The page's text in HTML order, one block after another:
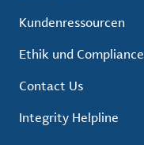
Kundenressourcen
Ethik und Compliance
Contact Us
Integrity Helpline